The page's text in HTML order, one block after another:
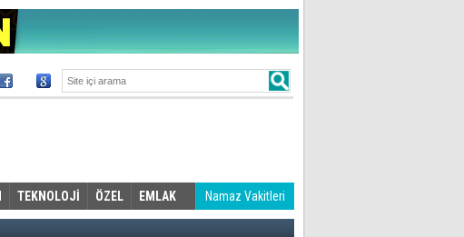
Namaz Vakitleri
TEKNOLOJİ ÖZEL EMLAK